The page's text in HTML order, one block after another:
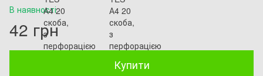
В наявності
42 грн
Купити